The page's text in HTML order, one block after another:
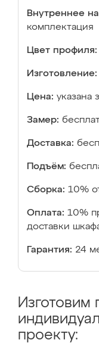
Внутреннее
комплектация
Цвет профиля:
Изготовление:
Цена: указана
Замер:
Доставка:
Подъём:
Сборка: 10%
Оплата: 10%
доставки
Гарантия: 24
Изготовим
проекту: